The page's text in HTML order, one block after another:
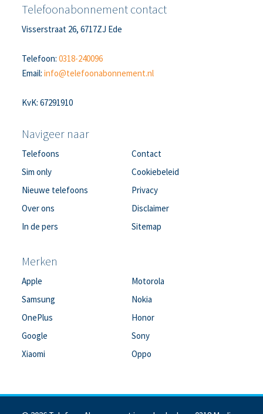
Telefoonabonnement contact
Visserstraat 26, 6717ZJ Ede
Telefoon:0318-240096
Email:info@telefoonabonnement.nl
KvK: 67291910
Navigeer naar
Telefoons
Sim only
Nieuwe telefoons
Over ons
In de pers
Contact
Cookiebeleid
Privacy
Disclaimer
Sitemap
Merken
Apple
Samsung
OnePlus
Google
Xiaomi
Motorola
Nokia
Honor
Sony
Oppo